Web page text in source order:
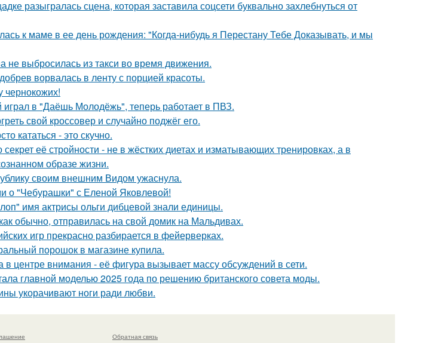
разыгралась сцена, которая заставила соцсети буквально захлебнуться от
к маме в ее день рождения: "Когда-нибудь я Перестану Тебе Доказывать, и мы
выбросилась из такси во время движения.
ворвалась в ленту с порцией красоты.
чернокожих!
в "Даёшь Молодёжь", теперь работает в ПВЗ.
свой кроссовер и случайно поджёг его.
кататься - это скучно.
секрет её стройности - не в жёстких диетах и изматывающих тренировках, а в
образе жизни.
своим внешним Видом ужаснула.
о "Чебурашки" с Еленой Яковлевой!
имя актрисы ольги дибцевой знали единицы.
обычно, отправилась на свой домик на Мальдивах.
игр прекрасно разбирается в фейерверках.
порошок в магазине купила.
в центре внимания - её фигура вызывает массу обсуждений в сети.
главной моделью 2025 года по решению британского совета моды.
укорачивают ноги ради любви.
Обратная связь